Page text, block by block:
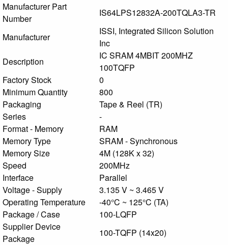
Manufacturer Part
Number
IS64LPS12832A-200TQLA3-TR
Manufacturer
ISSI, Integrated Silicon Solution
Inc
Description
IC SRAM 4MBIT 200MHZ
100TQFP
Factory Stock
0
Minimum Quantity
800
Packaging
Tape & Reel (TR)
Series
-
Format - Memory
RAM
Memory Type
SRAM - Synchronous
Memory Size
4M (128K x 32)
Speed
200MHz
Interface
Parallel
Voltage - Supply
3.135 V ~ 3.465 V
Operating Temperature
-40°C ~ 125°C (TA)
Package / Case
100-LQFP
Supplier Device
Package
100-TQFP (14x20)